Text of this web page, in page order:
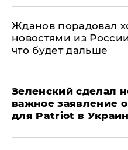
Жданов порадовал
новостями из
что будет дальше
Зеленский сделал
важное заявление
для Patriot в